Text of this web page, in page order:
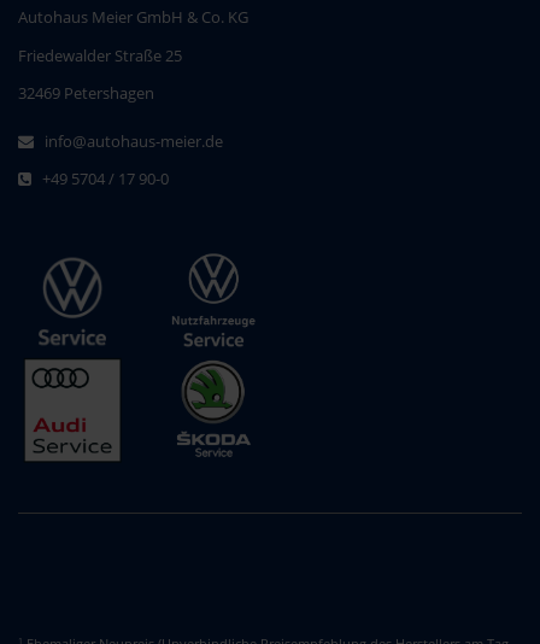
Autohaus Meier GmbH & Co. KG
Friedewalder Straße 25
32469 Petershagen
info@autohaus-meier.de
+49 5704 / 17 90-0
1